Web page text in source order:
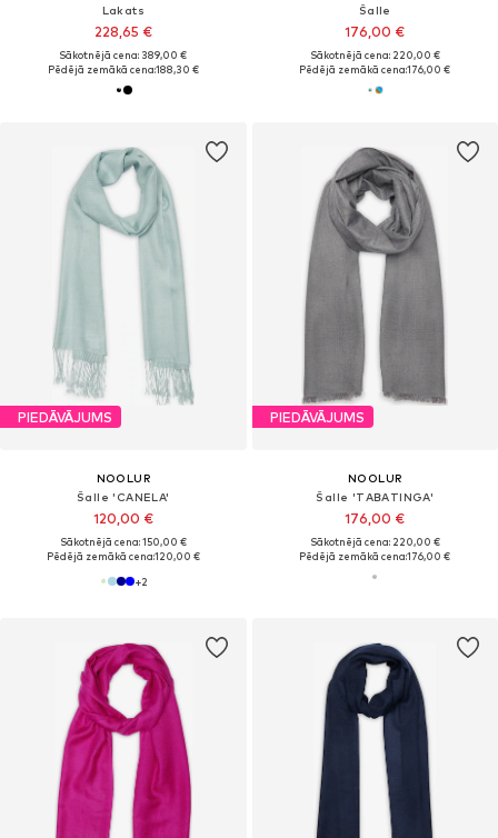
Lakats
228,65 €
Sākotnējā cena: 389,00 €
Pēdējā zemākā cena:188,30 €
Šalle
176,00 €
Sākotnējā cena: 220,00 €
Pēdējā zemākā cena:176,00 €
PIEDĀVĀJUMS
NOOLUR
Šalle 'CANELA'
120,00 €
Sākotnējā cena: 150,00 €
Pēdējā zemākā cena:120,00 €
+2
PIEDĀVĀJUMS
NOOLUR
Šalle 'TABATINGA'
176,00 €
Sākotnējā cena: 220,00 €
Pēdējā zemākā cena:176,00 €